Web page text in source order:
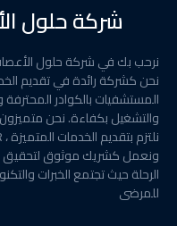
شركة حلول
نرحب بك في شركة حلول
نحن كشركة رائدة في تقديم
المستشفيات بالكوادر المحترفة
والتشغيل بكفاءة. نحن
ونعمل كشريك موثوق لتحقيق
الرحلة حيث تجتمع الخبرات
للمرضى